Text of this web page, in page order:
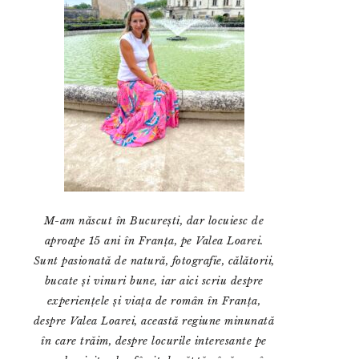
M-am născut în București, dar locuiesc de
aproape 15 ani în Franța, pe Valea Loarei.
Sunt pasionată de natură, fotografie, călătorii,
bucate și vinuri bune, iar aici scriu despre
experiențele și viața de român în Franța,
despre Valea Loarei, această regiune minunată
în care trăim, despre locurile interesante pe